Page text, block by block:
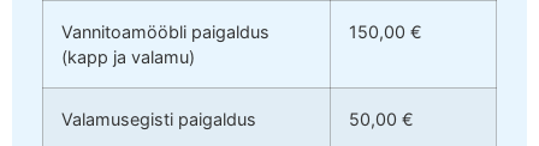
Vannitoamööbli paigaldus
(kapp ja valamu)
150,00 €
Valamusegisti paigaldus 50,00 €